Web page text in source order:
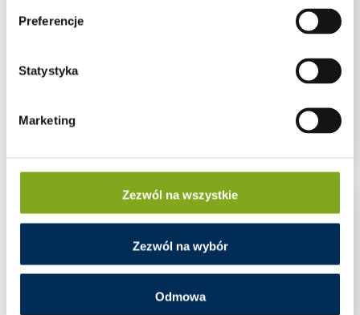
Preferencje
Statystyka
Marketing
Zezwól na wszystkie
Zezwól na wybór
Odmowa
Moduł fotowoltaiczny Canadian Solar 585 W
TOPHiKu6 CS6W-585T N-Type Srebrna Rama
Zaloguj się aby zobaczyć cenę